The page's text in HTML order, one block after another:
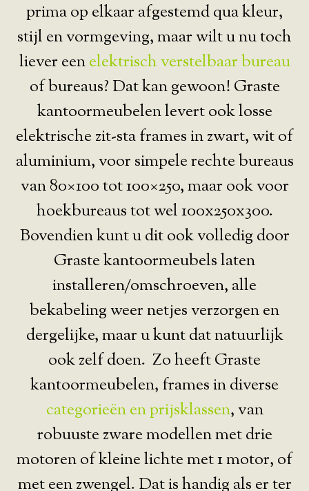
prima op elkaar afgestemd qua kleur,
stijl en vormgeving, maar wilt u nu toch
liever eenelektrisch verstelbaar bureau
of bureaus? Dat kan gewoon! Graste
kantoormeubelen levert ook losse
elektrische zit-sta frames in zwart, wit of
aluminium, voor simpele rechte bureaus
van 80×100 tot 100×250, maar ook voor
hoekbureaus tot wel 100x250x300.
Bovendien kunt u dit ook volledig door
Graste kantoormeubels laten
installeren/omschroeven, alle
bekabeling weer netjes verzorgen en
dergelijke, maar u kunt dat natuurlijk
ook zelf doen. Zo heeft Graste
kantoormeubelen, frames in diverse
categorieën en prijsklassen, van
robuuste zware modellen met drie
motoren of kleine lichte met 1 motor, of
met een zwengel. Dat is handig als er ter